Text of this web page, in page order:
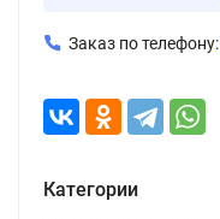
Заказ по телефону:
Категории